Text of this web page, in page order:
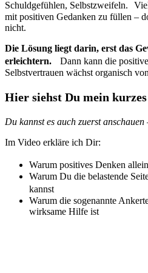
Schuldgefühlen, Selbstzweifeln.
mit positiven Gedanken zu füllen –
nicht.
Die Lösung liegt darin, erst das
erleichtern.
Dann kann die
Selbstvertrauen wächst organisch
Hier siehst Du mein
Du kannst es auch zuerst
Im Video erkläre ich Dir:
Warum positives Denken
Warum Du die belastende
kannst
Warum die sogenannte
wirksame Hilfe ist